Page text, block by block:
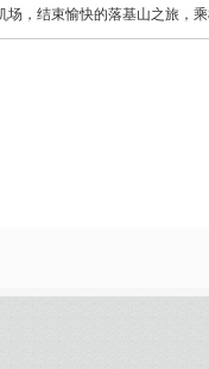
场，结束愉快的落基山之旅，